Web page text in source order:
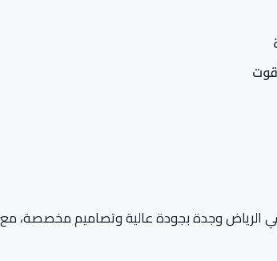
وجدة بجودة عالية وتصاميم مخصصة، مع